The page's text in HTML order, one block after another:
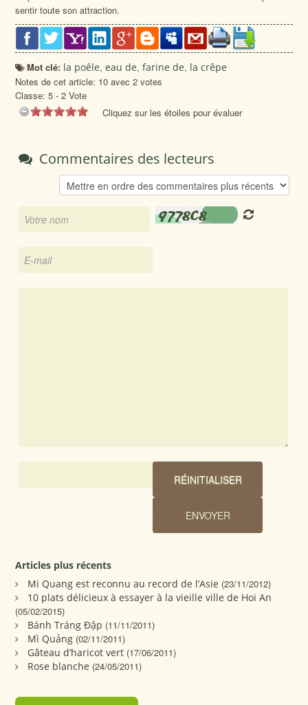
sentir toute son attraction.
Mot clé: la poêle,eau de,farine de, la crêpe
Notes de cet article: 10 avec 2 votes
Classe:5 -2 Vote
Cliquez sur les étoiles pour évaluer
Commentaires des lecteurs
Articles plus récents
Mi Quang est reconnu au record de l’Asie (23/11/2012)
10 plats délicieux à essayer à la vieille ville de Hoi An
(05/02/2015)
Bánh Tráng Đập (11/11/2011)
Mì Quảng (02/11/2011)
Gâteau d’haricot vert (17/06/2011)
Rose blanche (24/05/2011)